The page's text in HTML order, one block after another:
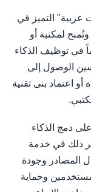
التميز في
لمكتبة أو
في توظيف الذكاء
الوصول إلى
اعتماد بنى تقنية
دمج الذكاء
ذلك في خدمة
المصادر وجودة
وحماية